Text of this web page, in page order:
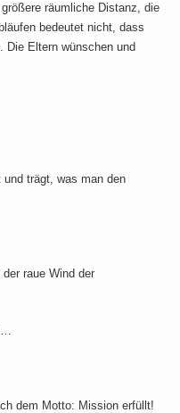
räumliche Distanz, die
bedeutet nicht, dass
Die Eltern wünschen und
trägt, was man den
raue Wind der
…
dem Motto: Mission erfüllt!